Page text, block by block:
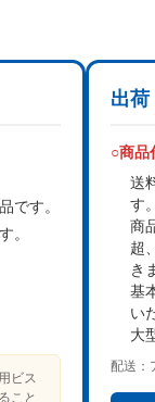
です。
。
ビス
こと
出荷
○商品
送
す
商
超
き
基
い
大
配送：